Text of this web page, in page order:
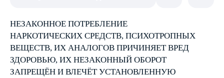
НЕЗАКОННОЕ ПОТРЕБЛЕНИЕ
НАРКОТИЧЕСКИХ СРЕДСТВ, ПСИХОТРОПНЫХ
ВЕЩЕСТВ, ИХ АНАЛОГОВ ПРИЧИНЯЕТ ВРЕД
ЗДОРОВЬЮ, ИХ НЕЗАКОННЫЙ ОБОРОТ
ЗАПРЕЩЁН И ВЛЕЧЁТ УСТАНОВЛЕННУЮ